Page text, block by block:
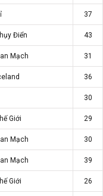
37
Điển 43
Mạch 31
36
30
Giới 29
Mạch 30
Mạch 39
Giới 26